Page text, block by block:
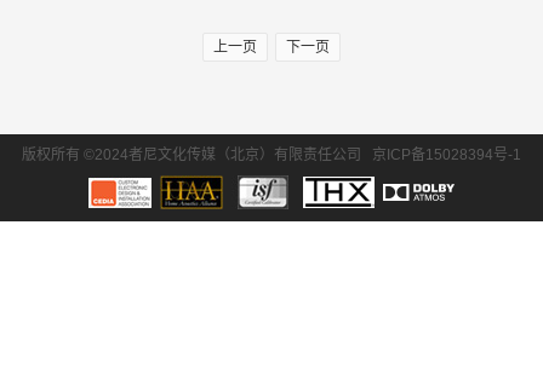
上一页 下一页
版权所有 ©2024者尼文化传媒（北京）有限责任公司 京ICP备15028394号-1